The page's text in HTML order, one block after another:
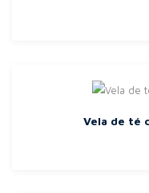
Vela de té